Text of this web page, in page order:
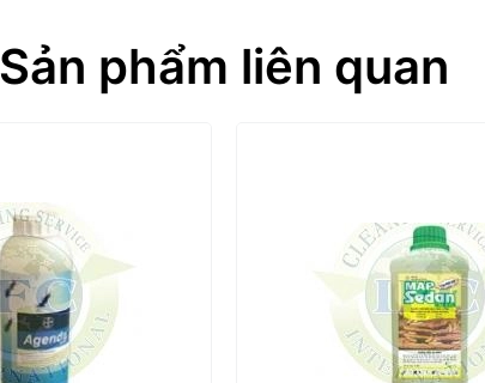
Trang trí hoa văn hấp dẫn
ản phẩm thích hợp cho
Đơn giản, tiện lợi & dễ sử
Được sử dụng ở các gia
Tránh không để nước hoặc bụi
Sản phẩm có độ dính cao,
Sản phẩm liên quan